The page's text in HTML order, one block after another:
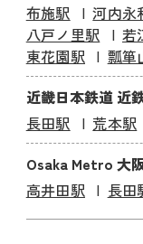
布施駅
河内永
八戸ノ里駅
若
東花園駅
瓢箪
近畿日本鉄道 近
長田駅
荒本駅
Osaka Metro 大
高井田駅
長田